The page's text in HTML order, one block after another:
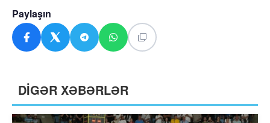
Paylaşın
DİGƏR XƏBƏRLƏR